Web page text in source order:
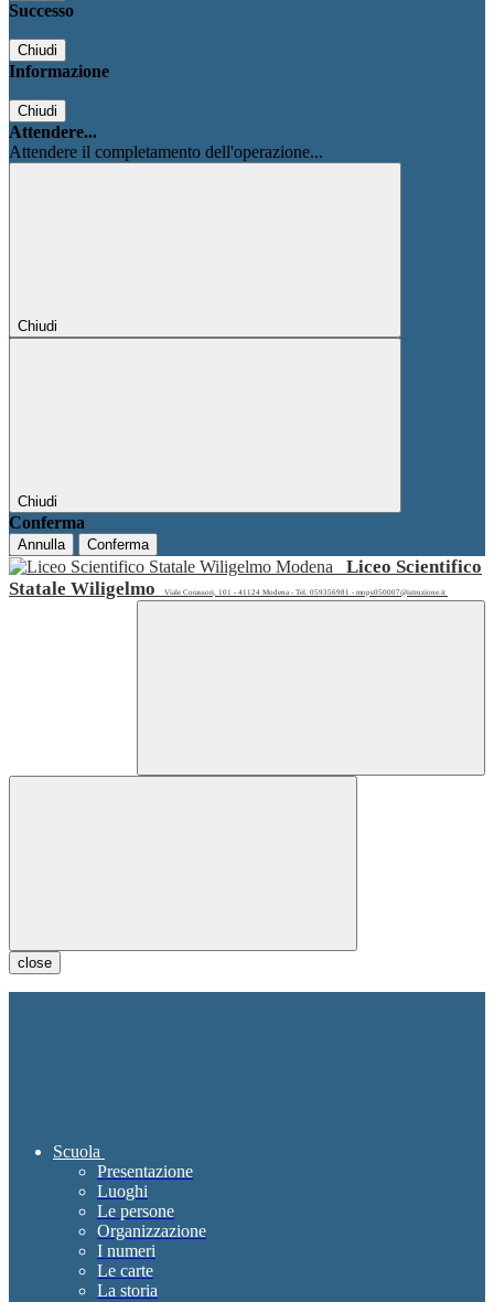
Successo
Chiudi
Informazione
Chiudi
Attendere...
Attendere il completamento dell'operazione...
Chiudi
Chiudi
Conferma
Annulla Conferma
Liceo Scientifico
Statale Wiligelmo
Viale Corassori, 101 - 41124 Modena - Tel. 059356981 - mops050007@istruzione.it
close
Scuola
Presentazione
Luoghi
Le persone
Organizzazione
I numeri
Le carte
La storia